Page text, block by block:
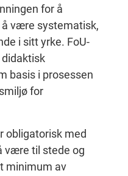
for å
være systematisk,
i sitt yrke. FoU-
basis i prosessen
for
obligatorisk med
være til stede og
minimum av